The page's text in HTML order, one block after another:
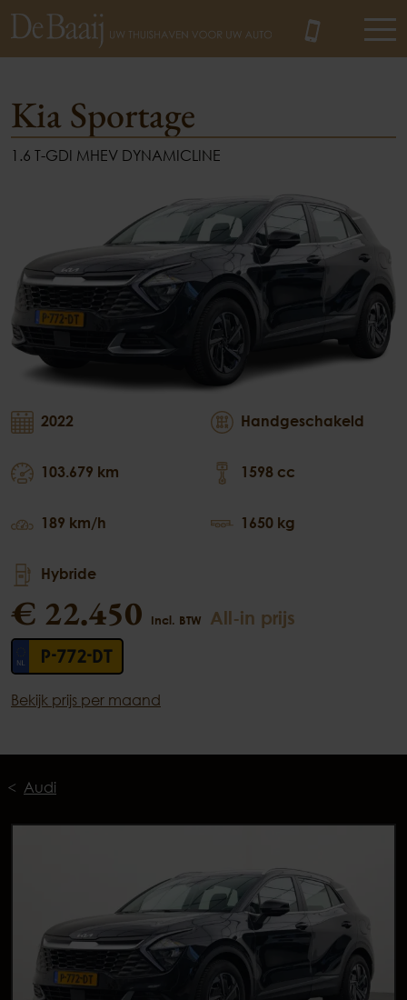
Kia Sportage
1.6 T-GDI MHEV DYNAMICLINE
2022
103.679 km
189 km/h
Hybride
Handgeschakeld
1598 cc
1650 kg
€ 22.450 Incl. BTW All-in prijs
P-772-DT
Bekijk prijs per maand
Audi